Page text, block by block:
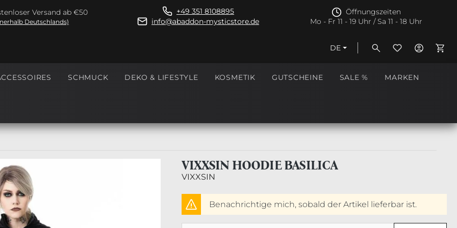
Versand ab €50
Deutschlands)
+49 351 8108895
info@abaddon-mysticstore.de
Öffnungszeiten
Mo - Fr 11 - 19 Uhr / Sa 11 - 18 Uhr
DE
SCHMUCK DEKO & LIFESTYLE KOSMETIK GUTSCHEINE SALE % MARKEN
VIXXSIN HOODIE BASILICA
VIXXSIN
Benachrichtige mich, sobald der Artikel lieferbar ist.